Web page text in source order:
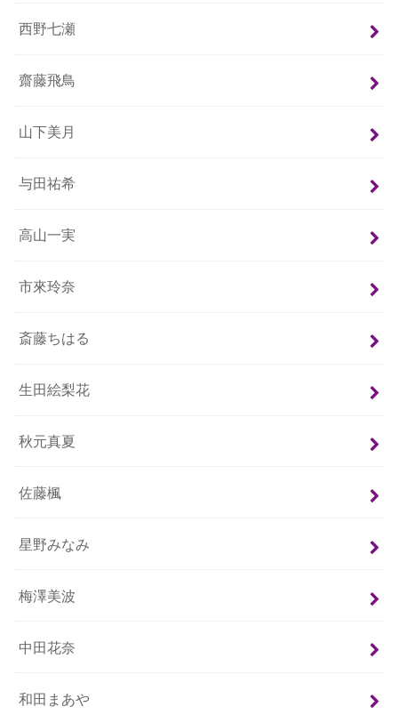
西野七瀬
齋藤飛鳥
山下美月
与田祐希
高山一実
市來玲奈
斎藤ちはる
生田絵梨花
秋元真夏
佐藤楓
星野みなみ
梅澤美波
中田花奈
和田まあや